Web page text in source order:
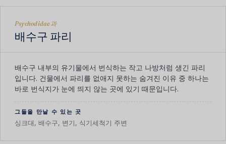
Psychodidae과
배수구 파리
배수구 내부의 유기물에서 번식하는 작고 나방처럼 생긴 파리
입니다. 건물에서 파리를 없애지 못하는 숨겨진 이유 중 하나는
바로 번식지가 눈에 띄지 않는 곳에 있기 때문입니다.
그들을 만날 수 있는 곳
싱크대, 배수구, 변기, 식기세척기 주변